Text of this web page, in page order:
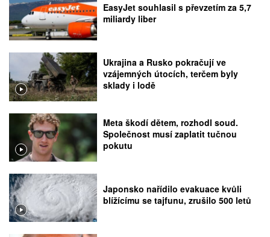
EasyJet souhlasil s převzetím za 5,7
miliardy liber
Ukrajina a Rusko pokračují ve
vzájemných útocích, terčem byly
sklady i lodě
Meta škodí dětem, rozhodl soud.
Společnost musí zaplatit tučnou
pokutu
Japonsko nařídilo evakuace kvůli
blížícímu se tajfunu, zrušilo 500 letů